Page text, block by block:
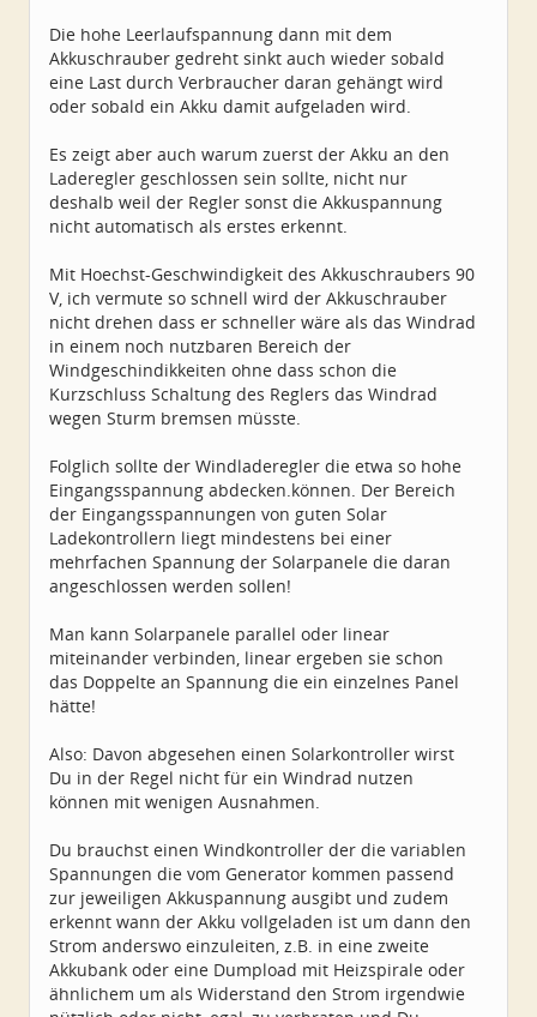
Die hohe Leerlaufspannung dann mit dem
Akkuschrauber gedreht sinkt auch wieder sobald
eine Last durch Verbraucher daran gehängt wird
oder sobald ein Akku damit aufgeladen wird.
Es zeigt aber auch warum zuerst der Akku an den
Laderegler geschlossen sein sollte, nicht nur
deshalb weil der Regler sonst die Akkuspannung
nicht automatisch als erstes erkennt.
Mit Hoechst-Geschwindigkeit des Akkuschraubers 90
V, ich vermute so schnell wird der Akkuschrauber
nicht drehen dass er schneller wäre als das Windrad
in einem noch nutzbaren Bereich der
Windgeschindikkeiten ohne dass schon die
Kurzschluss Schaltung des Reglers das Windrad
wegen Sturm bremsen müsste.
Folglich sollte der Windladeregler die etwa so hohe
Eingangsspannung abdecken.können. Der Bereich
der Eingangsspannungen von guten Solar
Ladekontrollern liegt mindestens bei einer
mehrfachen Spannung der Solarpanele die daran
angeschlossen werden sollen!
Man kann Solarpanele parallel oder linear
miteinander verbinden, linear ergeben sie schon
das Doppelte an Spannung die ein einzelnes Panel
hätte!
Also: Davon abgesehen einen Solarkontroller wirst
Du in der Regel nicht für ein Windrad nutzen
können mit wenigen Ausnahmen.
Du brauchst einen Windkontroller der die variablen
Spannungen die vom Generator kommen passend
zur jeweiligen Akkuspannung ausgibt und zudem
erkennt wann der Akku vollgeladen ist um dann den
Strom anderswo einzuleiten, z.B. in eine zweite
Akkubank oder eine Dumpload mit Heizspirale oder
ähnlichem um als Widerstand den Strom irgendwie